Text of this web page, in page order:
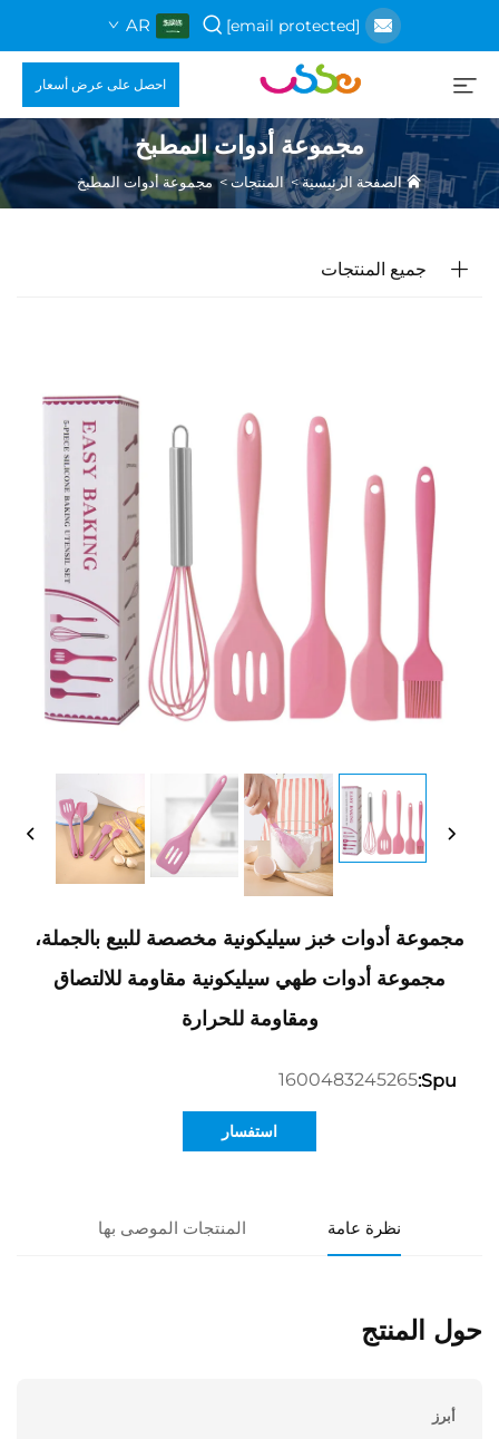
[email protected]
AR
احصل على عرض أسعار
مجموعة أدوات المطبخ
الصفحة الرئيسية>المنتجات>مجموعة أدوات المطبخ
جميع المنتجات
مجموعة أدوات خبز سيليكونية مخصصة للبيع بالجملة،
مجموعة أدوات طهي سيليكونية مقاومة للالتصاق
ومقاومة للحرارة
Spu:
1600483245265
استفسار
نظرة عامة المنتجات الموصى بها
حول المنتج
أبرز